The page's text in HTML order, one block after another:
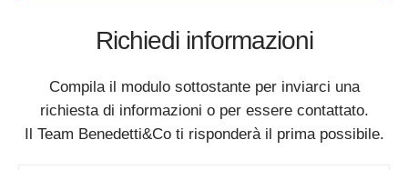
Richiedi informazioni
Compila il modulo sottostante per inviarci una
richiesta di informazioni o per essere contattato.
Il Team Benedetti&Co ti risponderà il prima possibile.